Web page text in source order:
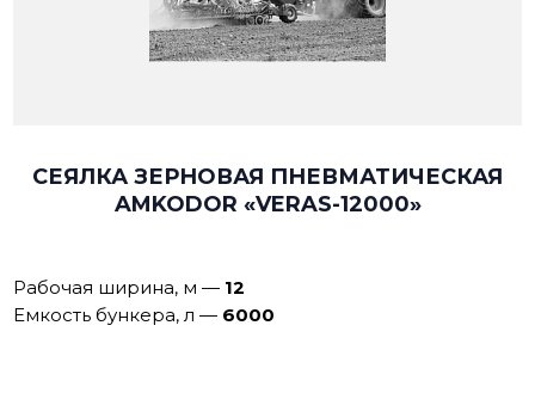
СЕЯЛКА ЗЕРНОВАЯ ПНЕВМАТИЧЕСКАЯ
AMKODOR «VERAS-12000»
Рабочая ширина, м — 12
Емкость бункера, л — 6000